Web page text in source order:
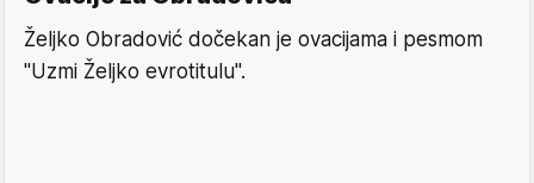
Željko Obradović dočekan je ovacijama i pesmom
"Uzmi Željko evrotitulu".